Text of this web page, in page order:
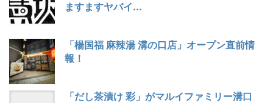
ますますヤバイ...
「楊国福 麻辣湯 溝の口店」オープン直前情
報！
「だし茶漬け 彩」がマルイファミリー溝口